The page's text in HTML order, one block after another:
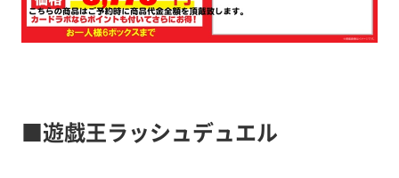
■遊戯王ラッシュデュエル